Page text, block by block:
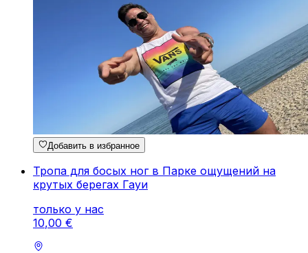
Добавить в избранное
Тропа для босых ног в Парке ощущений на
крутых берегах Гауи
только у нас
10,00 €